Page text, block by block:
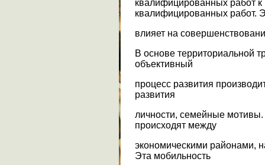
квалифицированных работ
квалифицированных работ.
влияет на
В основе территориальной
объективный
процесс развития
развития
личности, семейные
происходят между
экономическими районами,
Эта мобильность